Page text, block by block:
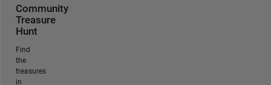
Community
Treasure
Hunt
Find
the
treasures
in